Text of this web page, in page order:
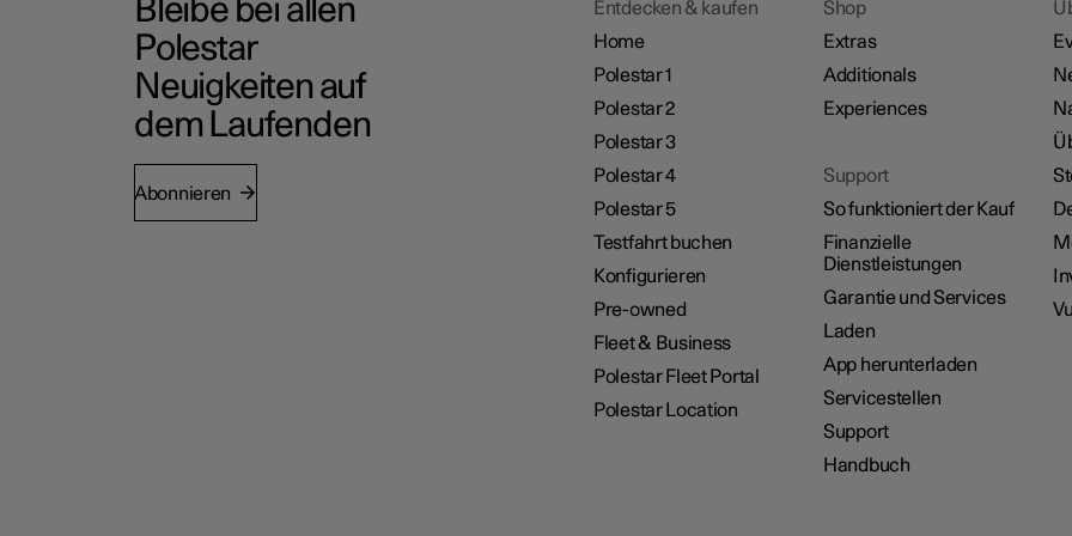
Bleibe bei allen
Polestar
Neuigkeiten auf
dem Laufenden
Abonnieren
Entdecken & kaufen
Home
Polestar 1
Polestar 2
Polestar 3
Polestar 4
Polestar 5
Testfahrt buchen
Konfigurieren
Pre-owned
Fleet & Business
Polestar Fleet Portal
Polestar Location
Shop
Extras
Additionals
Experiences
Support
So funktioniert der Kauf
Finanzielle
Dienstleistungen
Garantie und Services
Laden
App herunterladen
Servicestellen
Support
Handbuch